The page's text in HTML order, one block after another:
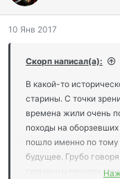
10 Янв 2017
Скорп написал(а):
В какой-то
старины. С точки
времена жили очень
походы на
пошло именно по
будущее. Грубо
германцы решили